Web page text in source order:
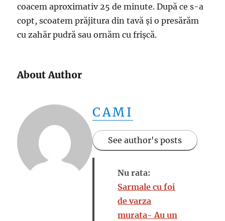
coacem aproximativ 25 de minute. După ce s-a
copt, scoatem prăjitura din tavă și o presărăm
cu zahăr pudră sau ornăm cu frișcă.
About Author
CAMI
See author's posts
Nu rata:
Sarmale cu foi
de varza
murata- Au un